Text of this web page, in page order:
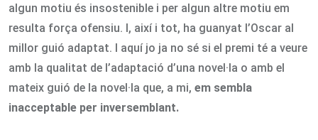
algun motiu és insostenible i per algun altre motiu em
resulta força ofensiu. I, així i tot, ha guanyat l’Oscar al
millor guió adaptat. I aquí jo ja no sé si el premi té a veure
amb la qualitat de l’adaptació d’una novel·la o amb el
mateix guió de la novel·la que, a mi, em sembla
inacceptable per inversemblant.